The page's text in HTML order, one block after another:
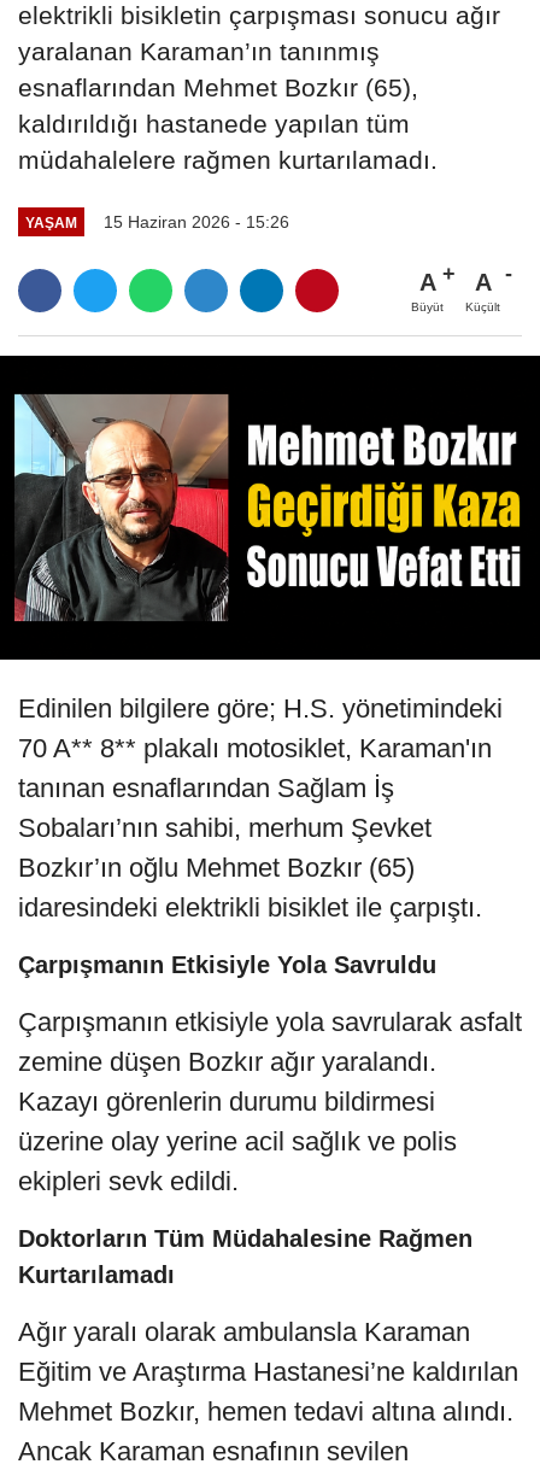
elektrikli bisikletin çarpışması sonucu ağır
yaralanan Karaman’ın tanınmış
esnaflarından Mehmet Bozkır (65),
kaldırıldığı hastanede yapılan tüm
müdahalelere rağmen kurtarılamadı.
YAŞAM 15 Haziran 2026 - 15:26
A
Büyüt
A
Küçült
Edinilen bilgilere göre; H.S. yönetimindeki
70 A** 8** plakalı motosiklet, Karaman'ın
tanınan esnaflarından Sağlam İş
Sobaları’nın sahibi, merhum Şevket
Bozkır’ın oğlu Mehmet Bozkır (65)
idaresindeki elektrikli bisiklet ile çarpıştı.
Çarpışmanın Etkisiyle Yola Savruldu
Çarpışmanın etkisiyle yola savrularak asfalt
zemine düşen Bozkır ağır yaralandı.
Kazayı görenlerin durumu bildirmesi
üzerine olay yerine acil sağlık ve polis
ekipleri sevk edildi.
Doktorların Tüm Müdahalesine Rağmen
Kurtarılamadı
Ağır yaralı olarak ambulansla Karaman
Eğitim ve Araştırma Hastanesi’ne kaldırılan
Mehmet Bozkır, hemen tedavi altına alındı.
Ancak Karaman esnafının sevilen